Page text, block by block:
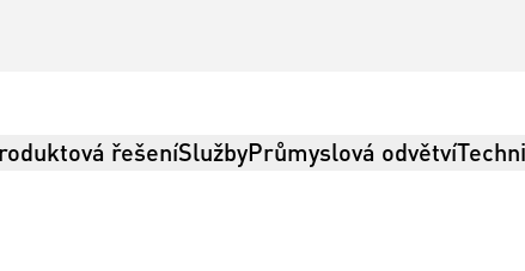
řešeníSlužbyPrůmyslová odvětví